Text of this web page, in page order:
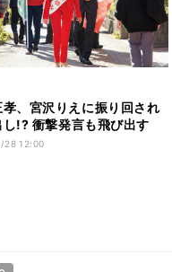
孝、宮沢りえに振り回され
し!? 衝撃発言も飛び出す
日曜日』
28 12:00